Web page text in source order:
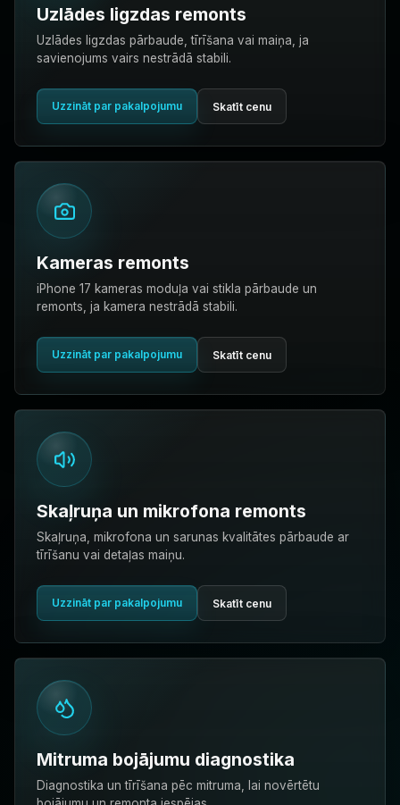
Uzlādes ligzdas remonts
Uzlādes ligzdas pārbaude, tīrīšana vai maiņa, ja
savienojums vairs nestrādā stabili.
Uzzināt par pakalpojumu Skatīt cenu
Kameras remonts
iPhone 17 kameras moduļa vai stikla pārbaude un
remonts, ja kamera nestrādā stabili.
Uzzināt par pakalpojumu Skatīt cenu
Skaļruņa un mikrofona remonts
Skaļruņa, mikrofona un sarunas kvalitātes pārbaude ar
tīrīšanu vai detaļas maiņu.
Uzzināt par pakalpojumu Skatīt cenu
Mitruma bojājumu diagnostika
Diagnostika un tīrīšana pēc mitruma, lai novērtētu